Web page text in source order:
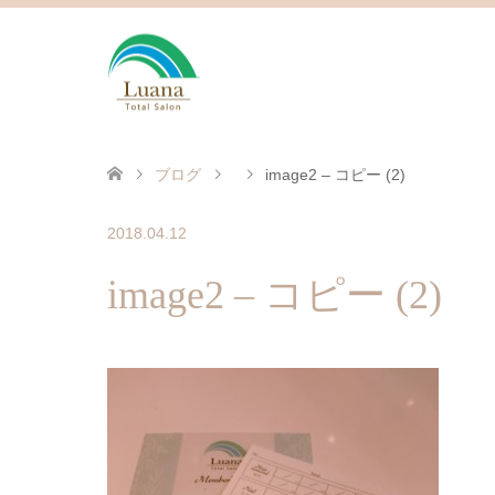
ブログ image2 – コピー (2)
2018.04.12
image2 – コピー (2)